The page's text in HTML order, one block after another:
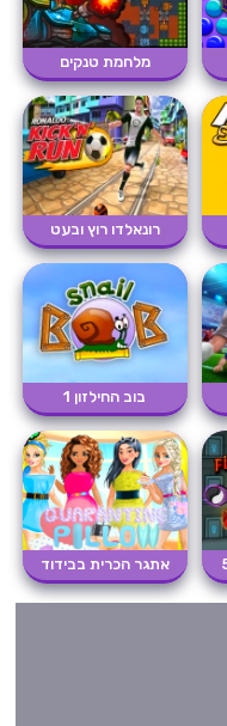
מלחמת טנקים
רונאלדו רוץ ובעט
בוב החילזון 1
אתגר הכרית בבידוד